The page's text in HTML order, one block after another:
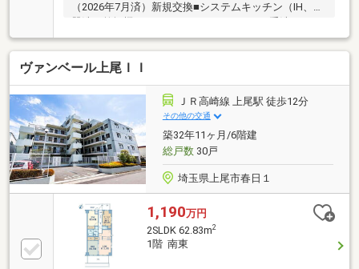
（2026年7月済）新規交換■システムキッチン（IH、食
付）、洗面化粧台、建具新規貼替■全面フローリン
グ、全室クロス新規設置 ■エントランスクローゼット
スタイルおすすめポイント■LDK約20.9帖、サービスス
ペース（納戸）4.5帖あり■玄関には可動棚付きの収納
■洋室は建具を開け放てばLDKと繋がります■ペット飼
育可（細則あり）【オープンルーム開催】現地へお気
軽にお越しください■8/22（土）～8/23（日）10：00
～16：00
ヴァンベール上尾ＩＩ
ＪＲ高崎線 上尾駅 徒歩12分
その他の交通
築32年11ヶ月/6階建
総戸数30戸
埼玉県上尾市春日１
1,190万円
2SLDK 62.83m2
1階 南東